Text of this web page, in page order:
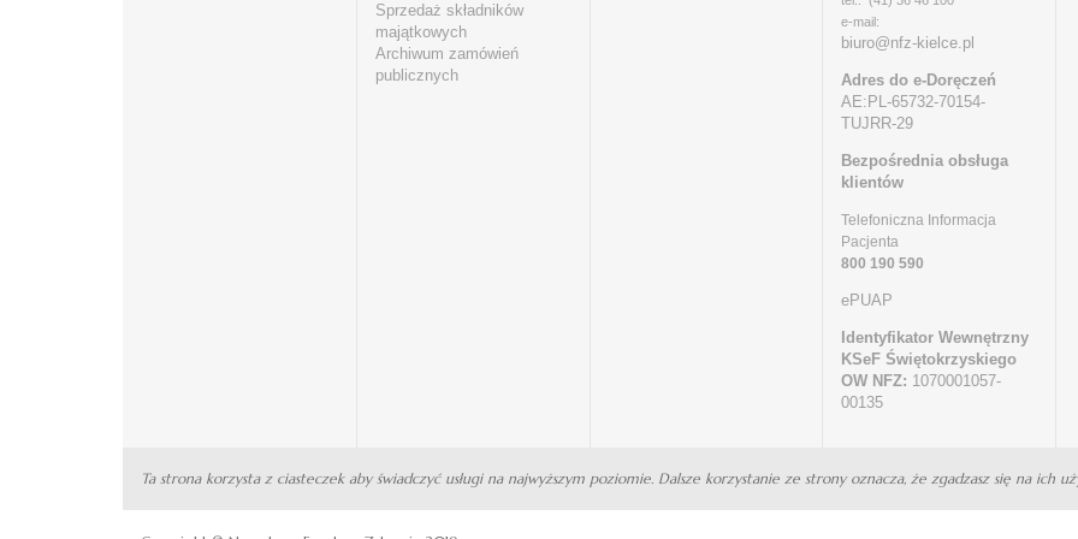
Sprzedaż składników
majątkowych
Archiwum zamówień
publicznych
e-mail:
biuro@nfz-kielce.pl
Adres do e-Doręczeń
AE:PL-65732-70154-
TUJRR-29
Bezpośrednia obsługa
klientów
Telefoniczna Informacja
Pacjenta
800 190 590
ePUAP
Identyfikator Wewnętrzny
KSeF Świętokrzyskiego
OW NFZ: 1070001057-
00135
Ta strona korzysta z ciasteczek aby świadczyć usługi na najwyższym poziomie. Dalsze korzystanie ze strony oznacza, że zgadzasz się na ich